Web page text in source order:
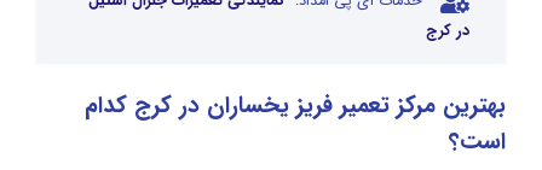
در کرج
بهترین مرکز تعمیر فریز یخساران در کرج کدام
است؟